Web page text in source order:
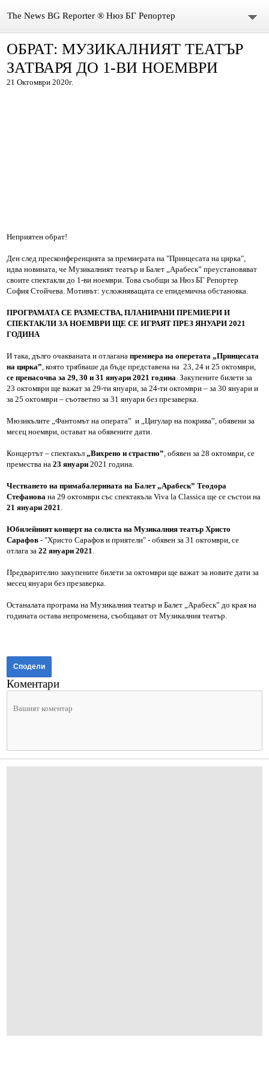
The News BG Reporter ® Нюз БГ Репортер
НОВИНИ
ЗА НАС
РЕДАКЦИОННА ПОЛИТИКА НА THE NEWS BG REPORTER
ОБРАТ: МУЗИКАЛНИЯТ ТЕАТЪР
ЗАТВАРЯ ДО 1-ВИ НОЕМВРИ
21 Октомври 2020г.
Неприятен обрат!
Ден след пресконференцията за премиерата на "Принцесата на цирка",
идва новината, че Музикалният театър и Балет „Арабеск” преустановяват
своите спектакли до 1-ви ноември. Това съобщи за Нюз БГ Репортер
София Стойчева. Мотивът: усложняващата се епидемична обстановка.
ПРОГРАМАТА СЕ РАЗМЕСТВА, ПЛАНИРАНИ ПРЕМИЕРИ И
СПЕКТАКЛИ ЗА НОЕМВРИ ЩЕ СЕ ИГРАЯТ ПРЕЗ ЯНУАРИ 2021
ГОДИНА
И така, дълго очакваната и отлаганапремиера на оперетата „Принцесата
на цирка”, която трябваше да бъде представена на 23, 24 и 25 октомври,
се пренасочва за 29, 30 и 31 януари 2021 година. Закупените билети за
23 октомври ще важат за 29-ти януари, за 24-ти октомври – за 30 януари и
за 25 октомври – съответно за 31 януари без презаверка.
Мюзикълите „Фантомът на операта” и „Цигулар на покрива”, обявени за
месец ноември, остават на обявените дати.
Концертът – спектакъл„Вихрено и страстно”, обявен за 28 октомври, се
премества на23 януари 2021 година.
Честването на примабалерината на Балет „Арабеск” Теодора
Стефанова на 29 октомври със спектакъла Viva la Classica ще се състои на
21 януари 2021.
Юбилейният концерт на солиста на Музикалния театър Христо
Сарафов - "Христо Сарафов и приятели" - обявен за 31 октомври, се
отлага за22 януари 2021.
Предварително закупените билети за октомври ще важат за новите дати за
месец януари без презаверка.
Останалата програма на Музикалния театър и Балет „Арабеск” до края на
годината остава непроменена, съобщават от Музикалния театър.
Сподели
Коментари